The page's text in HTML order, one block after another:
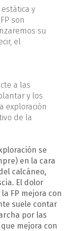
y
son
su
el
a las
y los
exploración
de la
se
en la cara
calcáneo,
El dolor
FP mejora con
suele contar
por las
mejora con